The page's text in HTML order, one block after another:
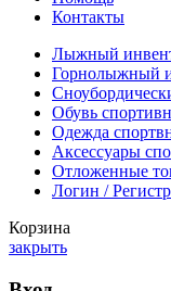
Контакты
Лыжный
Горнолыжный
Обувь
Одежда
Аксессуары
Отложенные
Логин /
Корзина
закрыть